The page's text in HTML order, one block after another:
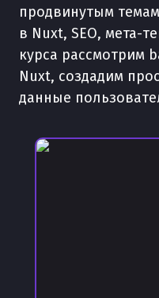
продвинутым
в Nuxt, SEO, мета-
курса рассмотрим
Nuxt, создадим
данные